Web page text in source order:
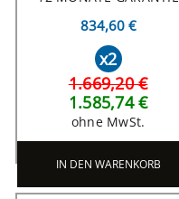
834,60 €
x2
1.669,20 €
1.585,74 €
ohne MwSt.
IN DEN WARENKORB